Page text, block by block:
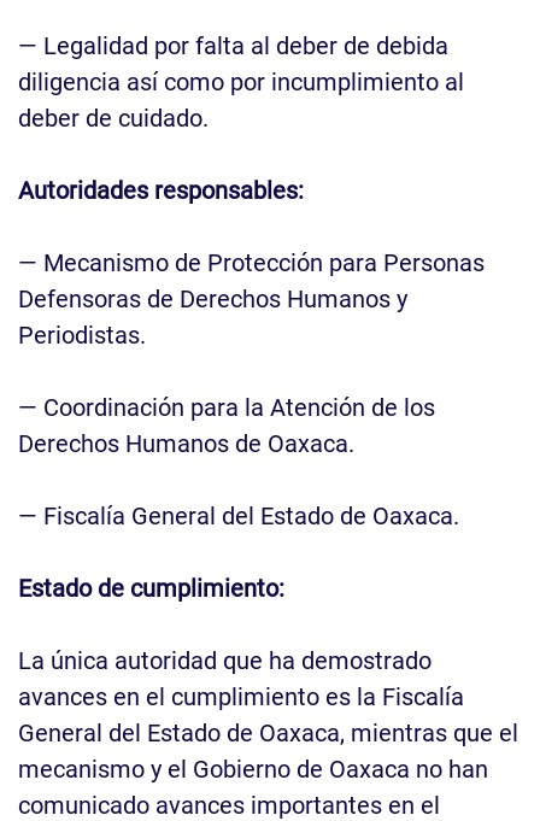
— Legalidad por falta al deber de debida
diligencia así como por incumplimiento al
deber de cuidado.
Autoridades responsables:
— Mecanismo de Protección para Personas
Defensoras de Derechos Humanos y
Periodistas.
— Coordinación para la Atención de los
Derechos Humanos de Oaxaca.
— Fiscalía General del Estado de Oaxaca.
Estado de cumplimiento:
La única autoridad que ha demostrado
avances en el cumplimiento es la Fiscalía
General del Estado de Oaxaca, mientras que el
mecanismo y el Gobierno de Oaxaca no han
comunicado avances importantes en el